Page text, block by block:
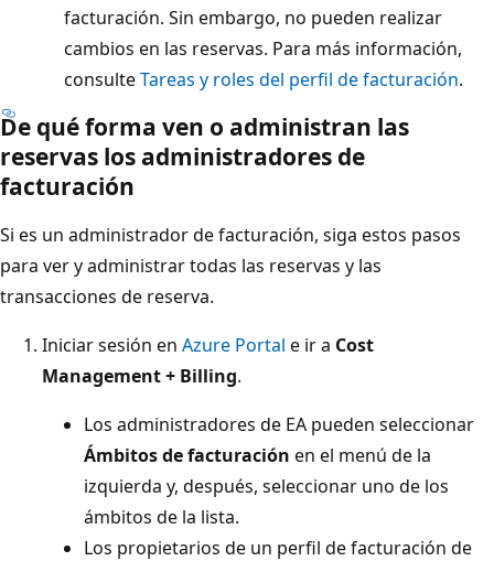
facturación. Sin embargo, no pueden realizar
cambios en las reservas. Para más información,
consulteTareas y roles del perfil de facturación.
De qué forma ven o administran las
reservas los administradores de
facturación
Si es un administrador de facturación, siga estos pasos
para ver y administrar todas las reservas y las
transacciones de reserva.
Iniciar sesión en Azure Portal e ir a Cost
Management + Billing.
Los administradores de EA pueden seleccionar
Ámbitos de facturación en el menú de la
izquierda y, después, seleccionar uno de los
ámbitos de la lista.
Los propietarios de un perfil de facturación de